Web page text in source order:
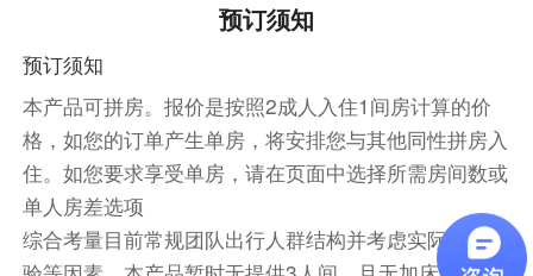
下，一座由3200万片施华洛世奇水晶编织的玻璃
幕墙建筑熠生辉。这里是每年奥斯卡颁奖礼的永恒
主场，从红毯区残留的香水余韵到颁奖厅悬垂的
90英尺巨幕，每个毛孔都在呼吸着造梦工业的荣
光。
【格里菲斯天文台（入内）】--在好莱坞山脊，一
座流线型铜穹建筑如UFO降落在城市天际线上。
在天文台可以远眺对面山上的白色的Hollywood字
预订须知
预订须知
本产品可拼房。报价是按照2成人入住1间房计算的价
格，如您的订单产生单房，将安排您与其他同性拼房入
住。如您要求享受单房，请在页面中选择所需房间数或
单人房差选项
综合考量目前常规团队出行人群结构并考虑实际入住体